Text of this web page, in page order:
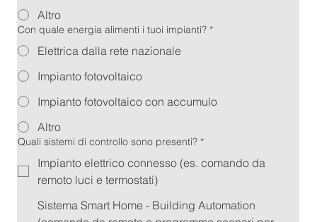
Altro
Con quale energia alimenti i tuoi impianti? *
Elettrica dalla rete nazionale
Impianto fotovoltaico
Impianto fotovoltaico con accumulo
Altro
Quali sistemi di controllo sono presenti? *
Impianto elettrico connesso (es. comando da
remoto luci e termostati)
Sistema Smart Home - Building Automation